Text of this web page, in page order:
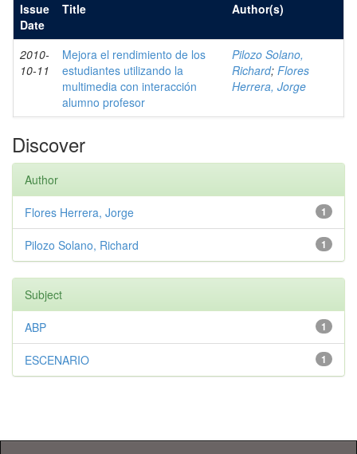
Issue
Date
Title Author(s)
2010-
10-11
Mejora el rendimiento de los
estudiantes utilizando la
multimedia con interacción
alumno profesor
Pilozo Solano,
Richard; Flores
Herrera, Jorge
Discover
Author
1
Flores Herrera, Jorge
1
Pilozo Solano, Richard
Subject
1
ABP
1
ESCENARIO